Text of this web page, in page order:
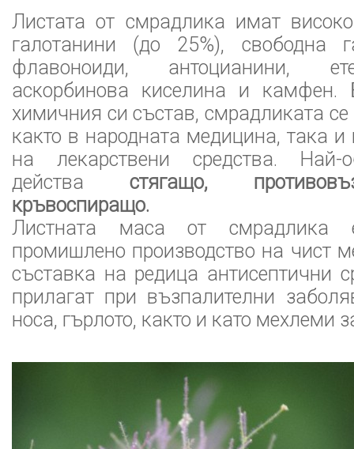
Листата от смрадлика имат
галотанини (до 25%), свободна
флавоноиди, антоцианини,
аскорбинова киселина и камфен.
химичния си състав, смрадликата
както в народната медицина, така и
на лекарствени средства. Най-
действа стягащо,
кръвоспиращо.
Листната маса от смрадлика
промишлено производство на чист
съставка на редица антисептични
прилагат при възпалителни
носа, гърлото, както и като мехлеми